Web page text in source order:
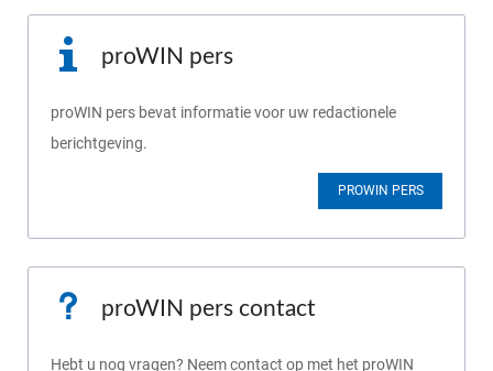
proWIN pers
proWIN pers bevat informatie voor uw redactionele
berichtgeving.
PROWIN PERS
proWIN pers contact
Hebt u nog vragen? Neem contact op met het proWIN